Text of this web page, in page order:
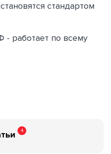
стандартом
- работает по всему
4